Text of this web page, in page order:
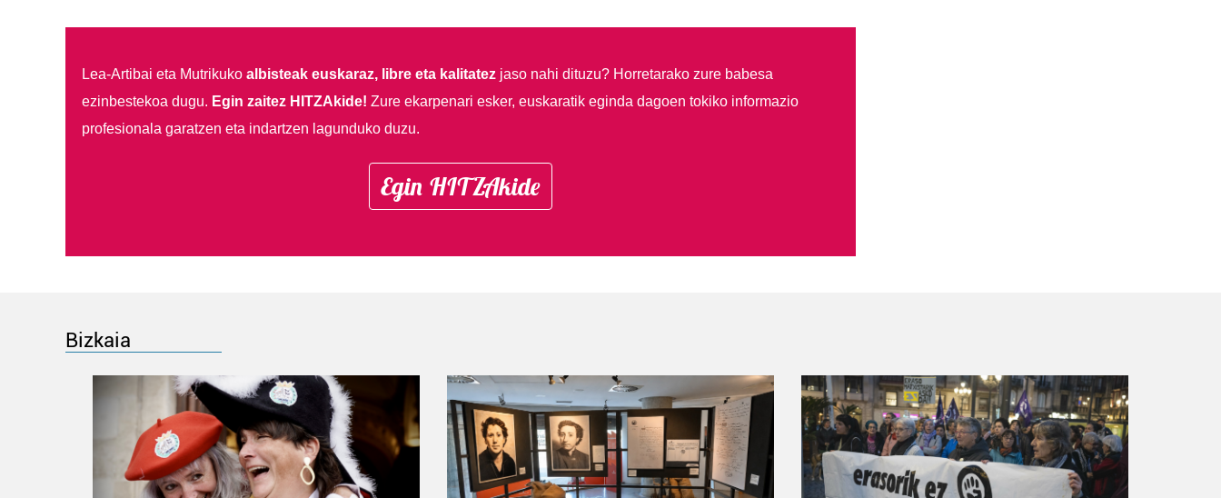
Lea-Artibai eta Mutrikuko albisteak euskaraz, libre eta kalitatezjaso nahi dituzu? Horretarako zure babesa
ezinbestekoa dugu. Egin zaitez HITZAkide! Zure ekarpenari esker, euskaratik eginda dagoen tokiko informazio
profesionala garatzen eta indartzen lagunduko duzu.
Egin HITZAkide
Bizkaia